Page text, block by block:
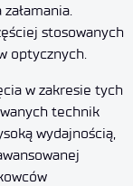
stosowanych
optycznych.
w zakresie tych
technik
wydajnością,